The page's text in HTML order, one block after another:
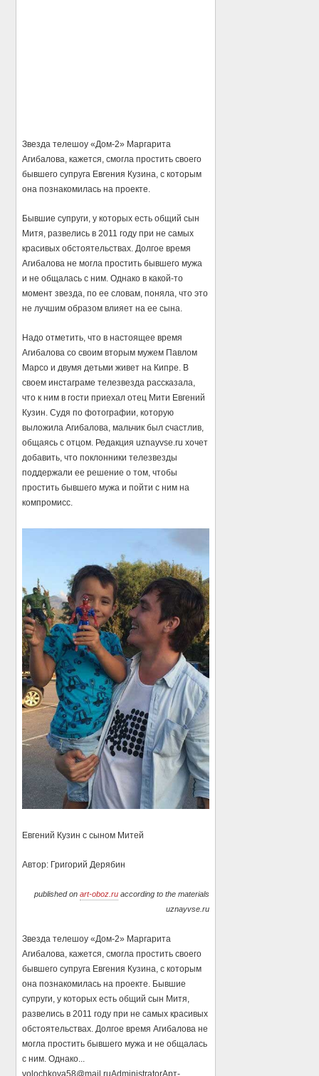
Звезда телешоу «Дом-2» Маргарита
Агибалова, кажется, смогла простить своего
бывшего супруга Евгения Кузина, с которым
она познакомилась на проекте.
Бывшие супруги, у которых есть общий сын
Митя, развелись в 2011 году при не самых
красивых обстоятельствах. Долгое время
Агибалова не могла простить бывшего мужа
и не общалась с ним. Однако в какой-то
момент звезда, по ее словам, поняла, что это
не лучшим образом влияет на ее сына.
Надо отметить, что в настоящее время
Агибалова со своим вторым мужем Павлом
Марсо и двумя детьми живет на Кипре. В
своем инстаграме телезвезда рассказала,
что к ним в гости приехал отец Мити Евгений
Кузин. Судя по фотографии, которую
выложила Агибалова, мальчик был счастлив,
общаясь с отцом. Редакция uznayvse.ru хочет
добавить, что поклонники телезвезды
поддержали ее решение о том, чтобы
простить бывшего мужа и пойти с ним на
компромисс.
Евгений Кузин с сыном Митей
Автор: Григорий Дерябин
published on art-oboz.ruaccording to the materials
uznayvse.ru
Звезда телешоу «Дом-2» Маргарита
Агибалова, кажется, смогла простить своего
бывшего супруга Евгения Кузина, с которым
она познакомилась на проекте. Бывшие
супруги, у которых есть общий сын Митя,
развелись в 2011 году при не самых красивых
обстоятельствах. Долгое время Агибалова не
могла простить бывшего мужа и не общалась
с ним. Однако...
volochkova58@mail.ruAdministratorАрт-